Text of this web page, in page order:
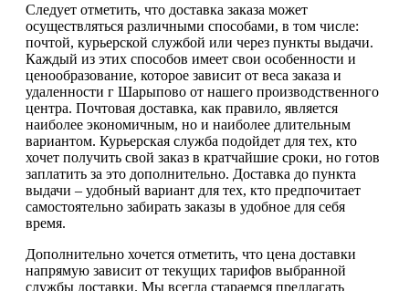
Следует отметить, что доставка заказа может
осуществляться различными способами, в том числе:
почтой, курьерской службой или через пункты выдачи.
Каждый из этих способов имеет свои особенности и
ценообразование, которое зависит от веса заказа и
удаленности г Шарыпово от нашего производственного
центра. Почтовая доставка, как правило, является
наиболее экономичным, но и наиболее длительным
вариантом. Курьерская служба подойдет для тех, кто
хочет получить свой заказ в кратчайшие сроки, но готов
заплатить за это дополнительно. Доставка до пункта
выдачи – удобный вариант для тех, кто предпочитает
самостоятельно забирать заказы в удобное для себя
время.
Дополнительно хочется отметить, что цена доставки
напрямую зависит от текущих тарифов выбранной
службы доставки. Мы всегда стараемся предлагать